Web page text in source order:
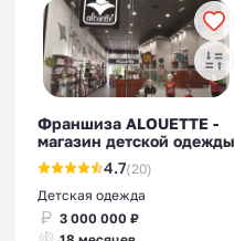
Франшиза ALOUETTE -
магазин детской одежды
4.7(20)
Детская одежда
3 000 000 ₽